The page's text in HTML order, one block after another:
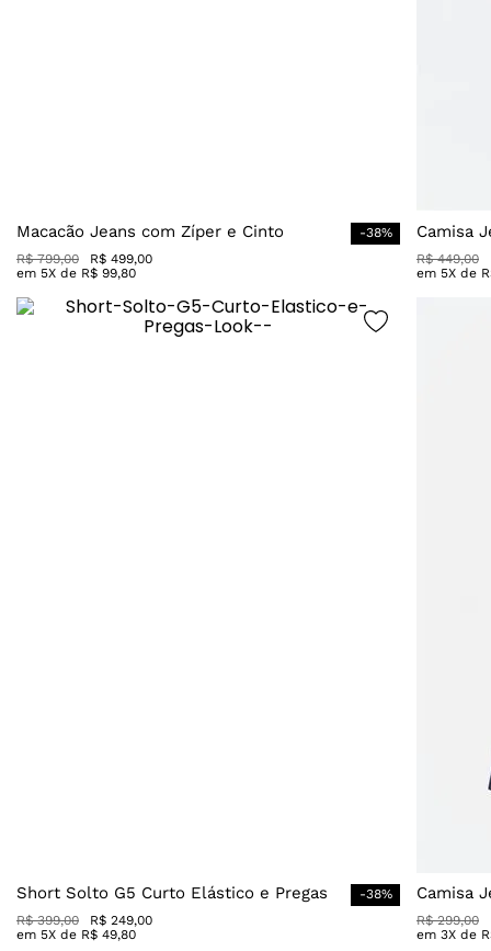
Macacão Jeans com Zíper e Cinto -38%
R$ 799,00 R$ 499,00
em 5X de R$ 99,80
Camisa
R$ 449,00
em 5X de
Short Solto G5 Curto Elástico e Pregas -38%
R$ 399,00 R$ 249,00
em 5X de R$ 49,80
Camisa
R$ 299,00
em 3X de